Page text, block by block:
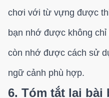
chơi với từ vựng được
bạn nhớ được không
còn nhớ được cách sử
ngữ cảnh phù hợp.
6. Tóm tắt lại bài